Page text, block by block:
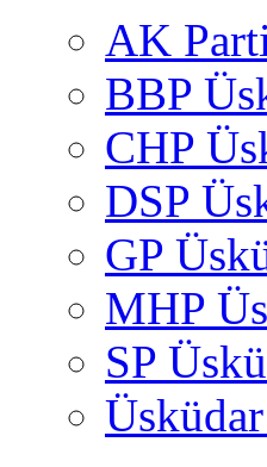
AK
BBP
CHP
DSP
GP
MHP
SP